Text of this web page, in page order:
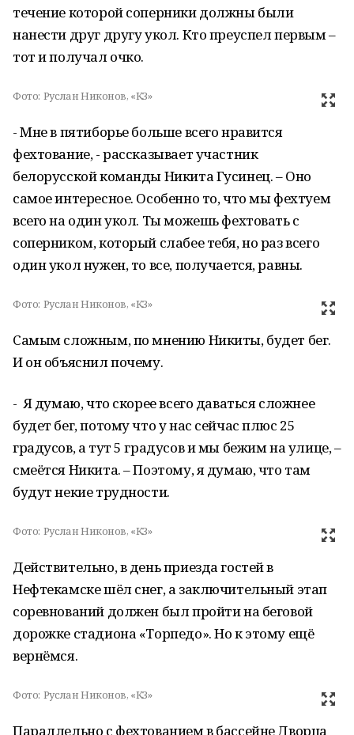
течение которой соперники должны были
нанести друг другу укол. Кто преуспел первым –
тот и получал очко.
Фото: Руслан Никонов, «КЗ»
- Мне в пятиборье больше всего нравится
фехтование, - рассказывает участник
белорусской команды Никита Гусинец. – Оно
самое интересное. Особенно то, что мы фехтуем
всего на один укол. Ты можешь фехтовать с
соперником, который слабее тебя, но раз всего
один укол нужен, то все, получается, равны.
Фото: Руслан Никонов, «КЗ»
Самым сложным, по мнению Никиты, будет бег.
И он объяснил почему.
- Я думаю, что скорее всего даваться сложнее
будет бег, потому что у нас сейчас плюс 25
градусов, а тут 5 градусов и мы бежим на улице, –
смеётся Никита. – Поэтому, я думаю, что там
будут некие трудности.
Фото: Руслан Никонов, «КЗ»
Действительно, в день приезда гостей в
Нефтекамске шёл снег, а заключительный этап
соревнований должен был пройти на беговой
дорожке стадиона «Торпедо». Но к этому ещё
вернёмся.
Фото: Руслан Никонов, «КЗ»
Параллельно с фехтованием в бассейне Дворца